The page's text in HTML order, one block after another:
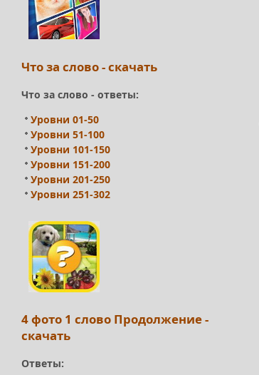
Что за слово - скачать
Что за слово - ответы:
Уровни 01-50
Уровни 51-100
Уровни 101-150
Уровни 151-200
Уровни 201-250
Уровни 251-302
4 фото 1 слово Продолжение -
скачать
Ответы: